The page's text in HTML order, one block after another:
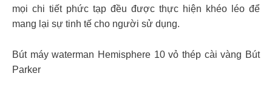
mọi chi tiết phức tạp đều được thực hiện khéo léo để
mang lại sự tinh tế cho người sử dụng.
Bút máy waterman Hemisphere 10 vỏ thép cài vàng Bút
Parker